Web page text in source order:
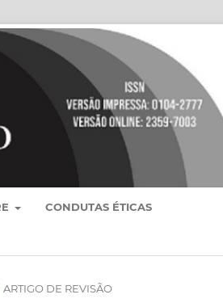
CONDUTAS ÉTICAS
ARTIGO DE REVISÃO